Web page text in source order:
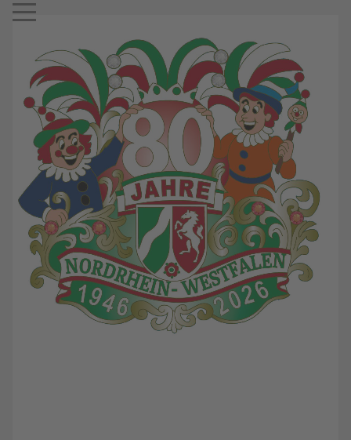
Mobile Menu Toggle